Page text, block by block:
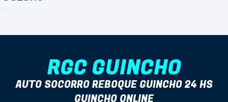
RGC GUINCHO
AUTO SOCORRO REBOQUE GUINCHO 24 HS
GUINCHO ONLINE